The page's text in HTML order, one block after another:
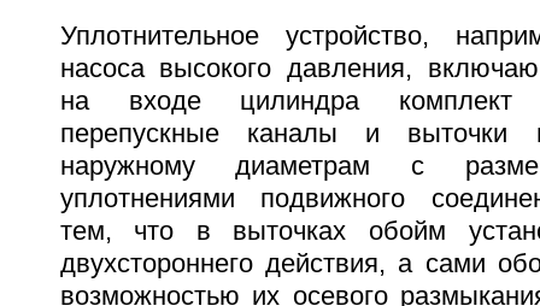
Уплотнительное устройство,
насоса высокого давления,
на входе цилиндра
перепускные каналы и выточки
наружному диаметрам с
уплотнениями подвижного
тем, что в выточках обойм
двухстороннего действия, а сами
возможностью их осевого